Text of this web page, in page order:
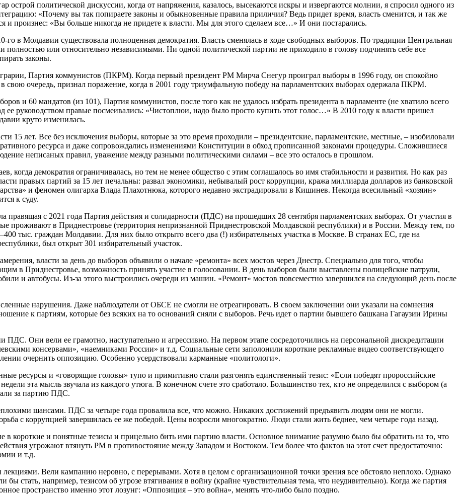
острой политической дискуссии, когда от напряжения, казалось, высекаются искры и извергаются молнии, я спросил одного из
«Почему вы так попираете законы и обыкновенные правила приличия? Ведь придет время, власть сменится, и так же
произнес: «Вы больше никогда не придете к власти. Мы для этого сделаем все…» И они постарались.
в Молдавии существовала полноценная демократия. Власть сменялась в ходе свободных выборов. По традиции Центральная
или относительно независимыми. Ни одной политической партии не приходило в голову подчинять себе все
законы.
Партия коммунистов (ПКРМ). Когда первый президент РМ Мирча Снегур проиграл выборы в 1996 году, он спокойно
свою очередь, признал поражение, когда в 2001 году триумфальную победу на парламентских выборах одержала ПКРМ.
и 60 мандатов (из 101), Партия коммунистов, после того как не удалось избрать президента в парламенте (не хватило всего
ее руководством правые посмеивались: «Чистоплюи, надо было просто купить этот голос…» В 2010 году к власти пришел
круто изменилась.
15 лет. Все без исключения выборы, которые за это время проходили – президентские, парламентские, местные, – изобиловали
ресурса и даже сопровождались изменениями Конституции в обход прописанной законами процедуры. Сложившиеся
неписаных правил, уважение между разными политическими силами – все это осталось в прошлом.
когда демократия ограничивалась, но тем не менее общество с этим соглашалось во имя стабильности и развития. Но как раз
правых партий за 15 лет печальны: развал экономики, небывалый рост коррупции, кража миллиарда долларов из банковской
и феномен олигарха Влада Плахотнюка, которого недавно экстрадировали в Кишинев. Некогда всесильный «хозяин»
к суду.
правящая с 2021 года Партия действия и солидарности (ПДС) на прошедших 28 сентября парламентских выборах. От участия в
проживают в Приднестровье (территория непризнанной Приднестровской Молдавской республики) и в России. Между тем, по
тыс. граждан Молдавии. Для них было открыто всего два (!) избирательных участка в Москве. В странах ЕС, где на
был открыт 301 избирательный участок.
власти за день до выборов объявили о начале «ремонта» всех мостов через Днестр. Специально для того, чтобы
в Приднестровье, возможность принять участие в голосовании. В день выборов были выставлены полицейские патрули,
и автобусы. Из-за этого выстроились очереди из машин. «Ремонт» мостов повсеместно завершился на следующий день после
нарушения. Даже наблюдатели от ОБСЕ не смогли не отреагировать. В своем заключении они указали на сомнения
к партиям, которые без всяких на то оснований сняли с выборов. Речь идет о партии бывшего башкана Гагаузии Ирины
ПДС. Они вели ее грамотно, наступательно и агрессивно. На первом этапе сосредоточились на персональной дискредитации
консервами», «наемниками России» и т.д. Социальные сети заполонили короткие рекламные видео соответствующего
очернить оппозицию. Особенно усердствовали карманные «политологи».
ресурсы и «говорящие головы» тупо и примитивно стали разгонять единственный тезис: «Если победят пророссийские
эта мысль звучала из каждого утюга. В конечном счете это сработало. Большинство тех, кто не определился с выбором (а
за партию ПДС.
шансами. ПДС за четыре года провалила все, что можно. Никаких достижений предъявить людям они не могли.
с коррупцией завершилась ее же победой. Цены возросли многократно. Люди стали жить беднее, чем четыре года назад.
в короткие и понятные тезисы и прицельно бить ими партию власти. Основное внимание разумно было бы обратить на то, что
угрожают втянуть РМ в противостояние между Западом и Востоком. Тем более что фактов на этот счет предостаточно:
и т.д.
Вели кампанию неровно, с перерывами. Хотя в целом с организационной точки зрения все обстояло неплохо. Однако
бы стать, например, тезисом об угрозе втягивания в войну (крайне чувствительная тема, что неудивительно). Когда же партия
пространство именно этот лозунг: «Оппозиция – это война», менять что-либо было поздно.